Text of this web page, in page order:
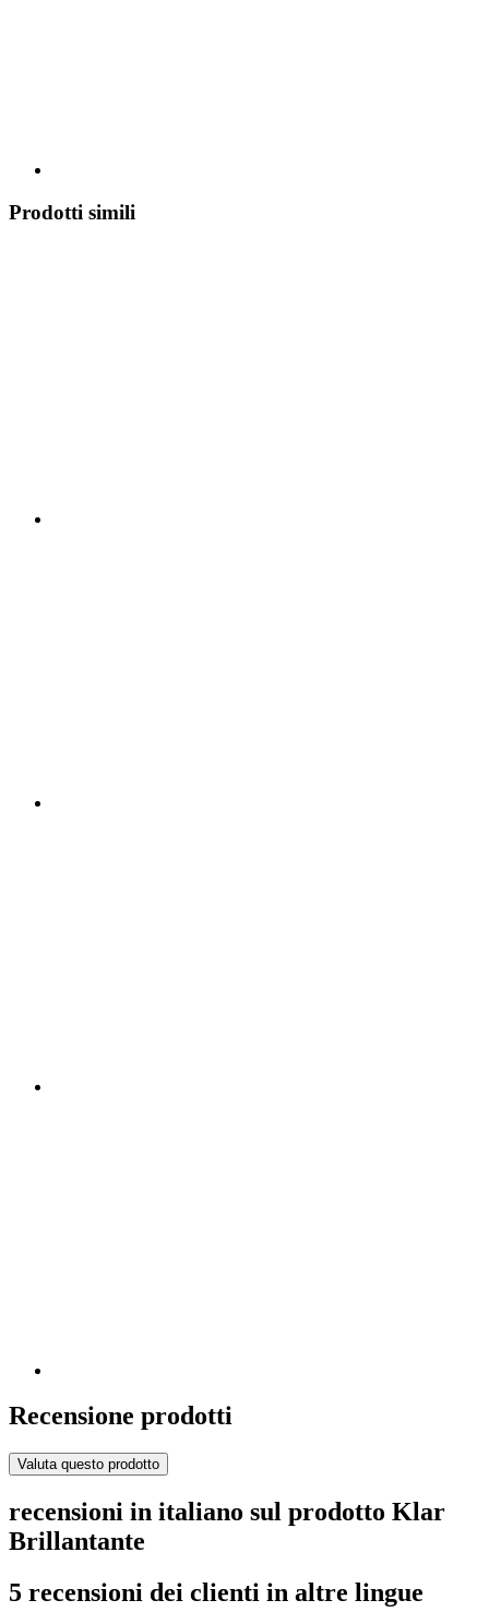
Prodotti simili
Recensione prodotti
Valuta questo prodotto
recensioni in italiano sul prodotto Klar
Brillantante
5 recensioni dei clienti in altre lingue